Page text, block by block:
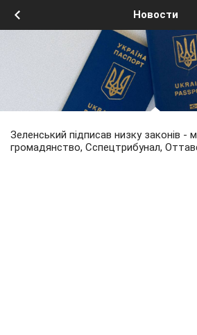
Новости
Зеленський підписав низку законів -
громадянство, Сспецтрибунал,